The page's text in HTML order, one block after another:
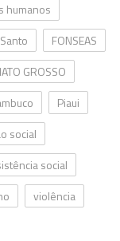
humanos
FONSEAS
GROSSO
Piaui
social
social
violência